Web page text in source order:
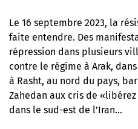
Le 16 septembre 2023, la
faite entendre. Des
répression dans plusieurs
contre le régime à Arak,
à Rasht, au nord du pays,
Zahedan aux cris de
dans le sud-est de l’Iran…